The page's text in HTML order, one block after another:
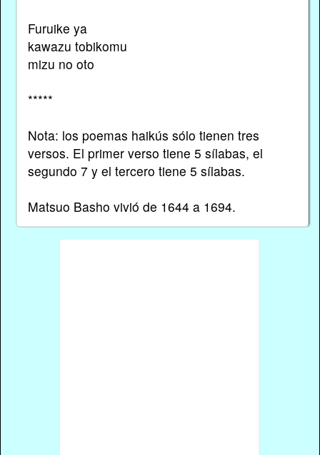
Furuike ya
kawazu tobikomu
mizu no oto
*****
Nota: los poemas haikús sólo tienen tres
versos. El primer verso tiene 5 sílabas, el
segundo 7 y el tercero tiene 5 sílabas.
Matsuo Basho vivió de 1644 a 1694.